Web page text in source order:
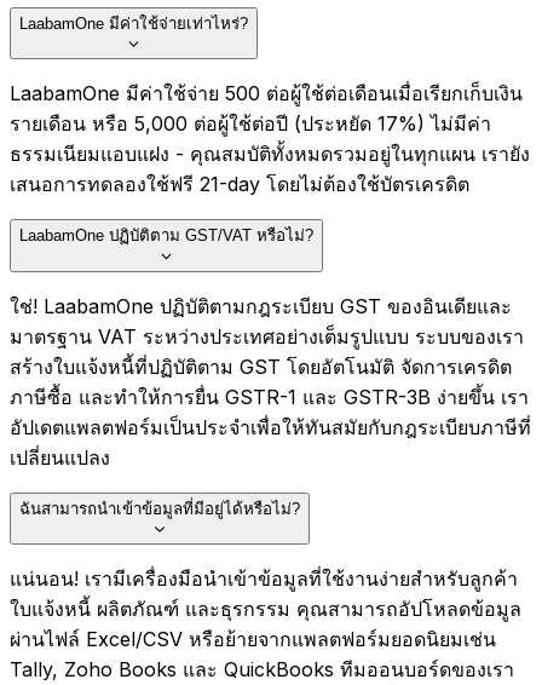
LaabamOne มีค่าใช้จ่ายเท่าไหร่?
LaabamOne มีค่าใช้จ่าย ₹500 ต่อผู้ใช้ต่อเดือนเมื่อเรียกเก็บเงิน
รายเดือน หรือ ₹5,000 ต่อผู้ใช้ต่อปี (ประหยัด 17%) ไม่มีค่า
ธรรมเนียมแอบแฝง - คุณสมบัติทั้งหมดรวมอยู่ในทุกแผน เรายัง
เสนอการทดลองใช้ฟรี 21-day โดยไม่ต้องใช้บัตรเครดิต
LaabamOne ปฏิบัติตาม GST/VAT หรือไม่?
ใช่! LaabamOne ปฏิบัติตามกฎระเบียบ GST ของอินเดียและ
มาตรฐาน VAT ระหว่างประเทศอย่างเต็มรูปแบบ ระบบของเรา
สร้างใบแจ้งหนี้ที่ปฏิบัติตาม GST โดยอัตโนมัติ จัดการเครดิต
ภาษีซื้อ และทำให้การยื่น GSTR-1 และ GSTR-3B ง่ายขึ้น เรา
อัปเดตแพลตฟอร์มเป็นประจำเพื่อให้ทันสมัยกับกฎระเบียบภาษีที่
เปลี่ยนแปลง
ฉันสามารถนำเข้าข้อมูลที่มีอยู่ได้หรือไม่?
แน่นอน! เรามีเครื่องมือนำเข้าข้อมูลที่ใช้งานง่ายสำหรับลูกค้า
ใบแจ้งหนี้ ผลิตภัณฑ์ และธุรกรรม คุณสามารถอัปโหลดข้อมูล
ผ่านไฟล์ Excel/CSV หรือย้ายจากแพลตฟอร์มยอดนิยมเช่น
Tally, Zoho Books และ QuickBooks ทีมออนบอร์ดของเรา